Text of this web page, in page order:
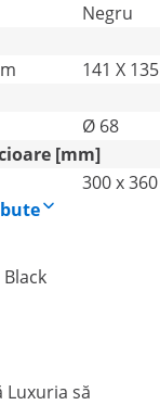
Negru
141 X
Ø 68
[mm]
300 x 360
să